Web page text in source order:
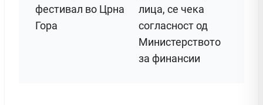
фестивал во Црна
Гора
лица, се чека
согласност од
Министерството
за финансии